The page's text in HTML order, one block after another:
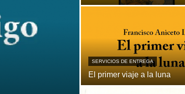
SERVICIOS DE ENTREGA
El primer viaje a la luna